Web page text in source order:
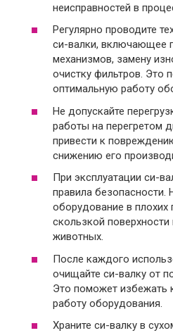
неисправностей в
Регулярно проводите
си-валки, включающее
механизмов, замену
очистку фильтров. Это
оптимальную работу
Не допускайте
работы на перегретом
привести к
снижению его
При эксплуатации си-
правила безопасности.
оборудование в плохих
скользкой
животных.
После каждого
очищайте си-валку от
Это поможет избежать
работу оборудования.
Храните си-валку в